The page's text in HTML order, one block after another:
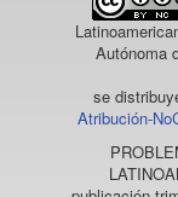
Autónoma
se
Atribución-